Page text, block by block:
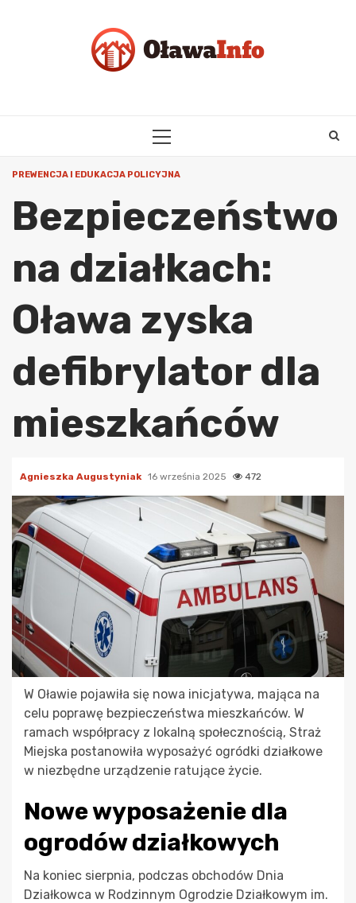
PRIMARY
PREWENCJA I EDUKACJA POLICYJNA
Bezpieczeństwo
na działkach:
Oława zyska
defibrylator dla
mieszkańców
Agnieszka Augustyniak 16 września 2025 472
W Oławie pojawiła się nowa inicjatywa, mająca na
celu poprawę bezpieczeństwa mieszkańców. W
ramach współpracy z lokalną społecznością, Straż
Miejska postanowiła wyposażyć ogródki działkowe
w niezbędne urządzenie ratujące życie.
Nowe wyposażenie dla
ogrodów działkowych
Na koniec sierpnia, podczas obchodów Dnia
Działkowca w Rodzinnym Ogrodzie Działkowym im.